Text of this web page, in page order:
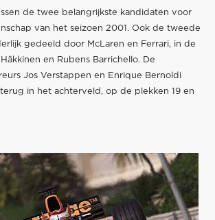
de twee belangrijkste kandidaten voor
van het seizoen 2001. Ook de tweede
gedeeld door McLaren en Ferrari, in de
en Rubens Barrichello. De
Jos Verstappen en Enrique Bernoldi
in het achterveld, op de plekken 19 en